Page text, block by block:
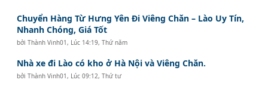
Chuyển Hàng Từ Hưng Yên Đi Viêng Chăn – Lào Uy Tín,
Nhanh Chóng, Giá Tốt
bởiThành Vinh01 , Lúc 14:19, Thứ năm
Nhà xe đi Lào có kho ở Hà Nội và Viêng Chăn.
bởiThành Vinh01 , Lúc 09:12, Thứ tư